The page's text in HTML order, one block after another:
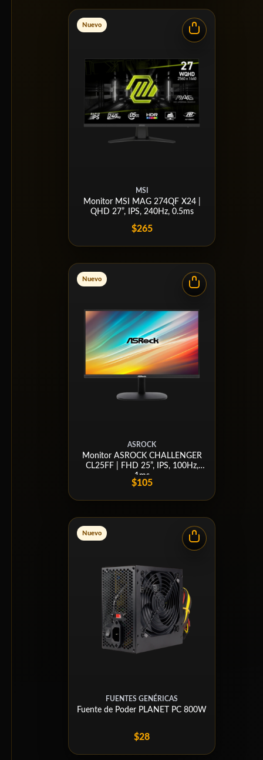
Nuevo
MSI
Monitor MSI MAG 274QF X24 |
QHD 27”, IPS, 240Hz, 0.5ms
$265
Nuevo
ASROCK
Monitor ASROCK CHALLENGER
CL25FF | FHD 25”, IPS, 100Hz,
1ms
$105
Nuevo
FUENTES GENÉRICAS
Fuente de Poder PLANET PC 800W
$28